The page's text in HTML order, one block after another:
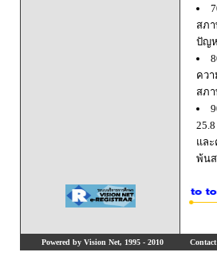
สภ
ปัญ
คว
สภา
แล
พ้น
Powered by Vision Net, 1995 - 2010